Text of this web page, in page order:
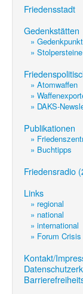
Friedensstadt
Gedenkstätten
»
» Stolpersteine
» Atomwaffen
»
» DAKS-
Publikationen
»
» Buchtipps
Friedensradio
Links
» regional
» national
» international
» Forum
Kontakt/